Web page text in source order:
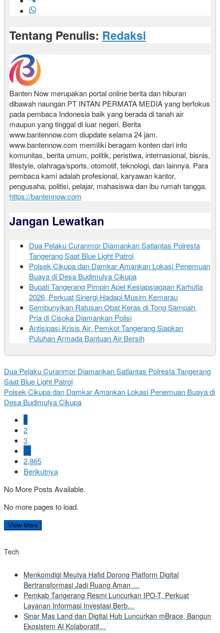
Tentang Penulis: Redaksi
Banten Now merupakan portal online berita dan hiburan
dibawah naungan PT INTAN PERMATA MEDIA yang berfokus
pada pembaca Indonesia baik yang berada di tanah air
maupun yang tinggal di luar negeri. Berita
www.bantennow.com diupdate selama 24 jam.
www.bantennow.com memiliki beragam konten dari info
komunitas, berita umum, politik, peristiwa, internasional, bisnis,
lifestyle, olahraga/sports, otomotif, teknologi, dan lainnya. Para
pembaca kami adalah profesional, karyawan kantor,
pengusaha, politisi, pelajar, mahasiswa dan ibu rumah tangga.
https://bantennow.com
Jangan Lewatkan
Dua Pelaku Curanmor Diamankan Satlantas Polresta
Tangerang Saat Blue Light Patrol
Polsek Cikupa dan Damkar Amankan Lokasi Penemuan
Buaya di Desa Budimulya Cikupa
Bupati Tangerang Pimpin Apel Kesiapsiagaan Karhutla
2026, Perkuat Sinergi Hadapi Musim Kemarau
Sembunyikan Ratusan Obat Keras di Tong Sampah,
Pria di Cisoka Diamankan Polisi
Antisipasi Krisis Air, Pemkot Tangerang Siapkan
Puluhan Armada Bantuan Air Bersih
Dua Pelaku Curanmor Diamankan Satlantas Polresta Tangerang
Saat Blue Light Patrol
Polsek Cikupa dan Damkar Amankan Lokasi Penemuan Buaya di
Desa Budimulya Cikupa
1
2
3
…
2,865
Berikutnya
No More Posts Available.
No more pages to load.
View More
Tech
Menkomdigi Meutya Hafid Dorong Platform Digital
Bertransformasi Jadi Ruang Aman …
Pemkab Tangerang Resmi Luncurkan IPO-T, Perkuat
Layanan Informasi Investasi Berb…
Sinar Mas Land dan Digital Hub Luncurkan mBrace, Bangun
Ekosistem AI Kolaboratif…